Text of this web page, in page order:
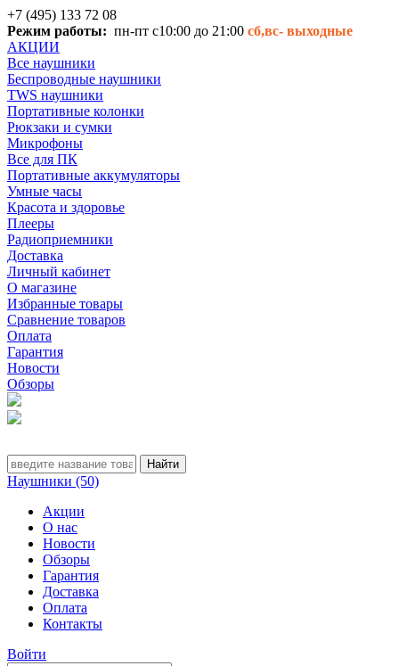
+7 (495) 133 72 08
Режим работы: пн-пт с10:00 до 21:00 сб,вс- выходные
АКЦИИ
Все наушники
Беспроводные наушники
TWS наушники
Портативные колонки
Рюкзаки и сумки
Микрофоны
Все для ПК
Портативные аккумуляторы
Умные часы
Красота и здоровье
Плееры
Радиоприемники
Доставка
Личный кабинет
О магазине
Избранные товары
Сравнение товаров
Оплата
Гарантия
Новости
Обзоры
Наушники (50)
Акции
О нас
Новости
Обзоры
Гарантия
Доставка
Оплата
Контакты
Войти